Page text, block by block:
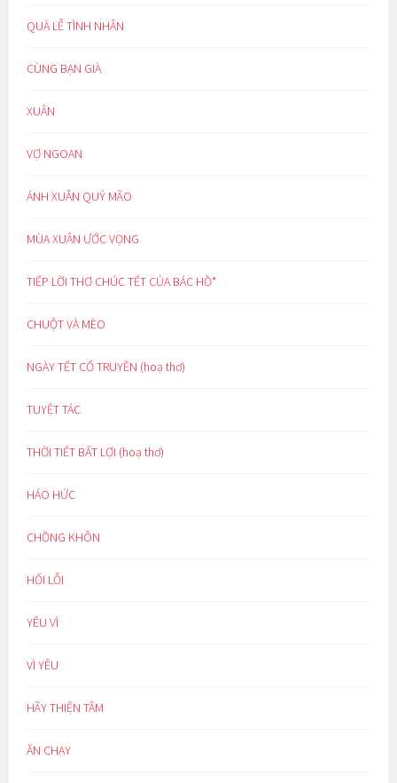
QUÀ LỄ TÌNH NHÂN
CÙNG BẠN GIÀ
XUÂN
VỢ NGOAN
ÁNH XUÂN QUÝ MÃO
MÙA XUÂN ƯỚC VỌNG
TIẾP LỜI THƠ CHÚC TẾT CỦA BÁC HỒ*
CHUỘT VÀ MÈO
NGÀY TẾT CỔ TRUYỀN (hoạ thơ)
TUYỆT TÁC
THỜI TIẾT BẤT LỢI (hoạ thơ)
HÁO HỨC
CHỒNG KHÔN
HỐI LỖI
YÊU VÌ
VÌ YÊU
HÃY THIỆN TÂM
ĂN CHAY